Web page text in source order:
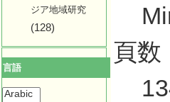
ジア地域研究
(128)
言語
頁数